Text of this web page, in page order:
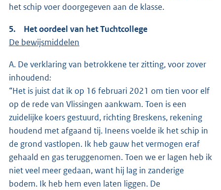
het schip voer doorgegeven aan de klasse.
5. Het oordeel van het Tuchtcollege
De bewijsmiddelen
A. De verklaring van betrokkene ter zitting, voor zover
inhoudend:
“Het is juist dat ik op 16 februari 2021 om tien voor elf
op de rede van Vlissingen aankwam. Toen is een
zuidelijke koers gestuurd, richting Breskens, rekening
houdend met afgaand tij. Ineens voelde ik het schip in
de grond vastlopen. Ik heb gauw het vermogen eraf
gehaald en gas teruggenomen. Toen we er lagen heb ik
niet veel meer gedaan, want hij lag in zanderige
bodem. Ik heb hem even laten liggen. De